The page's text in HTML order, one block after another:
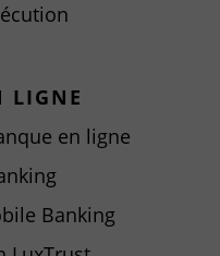
LIGNE
en ligne
Banking